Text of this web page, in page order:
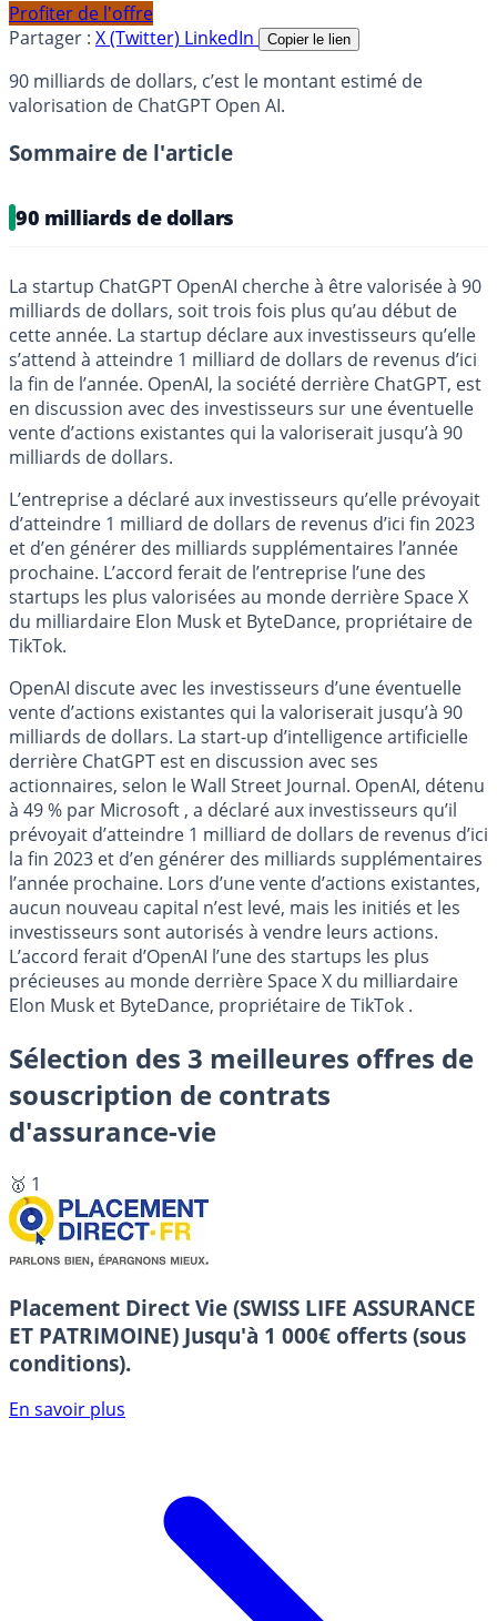
Profiter de l'offre
Partager : X (Twitter) LinkedIn Copier le lien
90 milliards de dollars, c’est le montant estimé de
valorisation de ChatGPT Open AI.
Sommaire de l'article
90 milliards de dollars
La startup ChatGPT OpenAI cherche à être valorisée à 90
milliards de dollars, soit trois fois plus qu’au début de
cette année. La startup déclare aux investisseurs qu’elle
s’attend à atteindre 1 milliard de dollars de revenus d’ici
la fin de l’année. OpenAI, la société derrière ChatGPT, est
en discussion avec des investisseurs sur une éventuelle
vente d’actions existantes qui la valoriserait jusqu’à 90
milliards de dollars.
L’entreprise a déclaré aux investisseurs qu’elle prévoyait
d’atteindre 1 milliard de dollars de revenus d’ici fin 2023
et d’en générer des milliards supplémentaires l’année
prochaine. L’accord ferait de l’entreprise l’une des
startups les plus valorisées au monde derrière Space X
du milliardaire Elon Musk et ByteDance, propriétaire de
TikTok.
OpenAI discute avec les investisseurs d’une éventuelle
vente d’actions existantes qui la valoriserait jusqu’à 90
milliards de dollars. La start-up d’intelligence artificielle
derrière ChatGPT est en discussion avec ses
actionnaires, selon le Wall Street Journal. OpenAI, détenu
à 49 % par Microsoft , a déclaré aux investisseurs qu’il
prévoyait d’atteindre 1 milliard de dollars de revenus d’ici
la fin 2023 et d’en générer des milliards supplémentaires
l’année prochaine. Lors d’une vente d’actions existantes,
aucun nouveau capital n’est levé, mais les initiés et les
investisseurs sont autorisés à vendre leurs actions.
L’accord ferait d’OpenAI l’une des startups les plus
précieuses au monde derrière Space X du milliardaire
Elon Musk et ByteDance, propriétaire de TikTok .
Sélection des 3 meilleures offres de
souscription de contrats
d'assurance-vie
🥇 1
Placement Direct Vie (SWISS LIFE ASSURANCE
ET PATRIMOINE) Jusqu'à 1 000€ offerts (sous
conditions).
En savoir plus